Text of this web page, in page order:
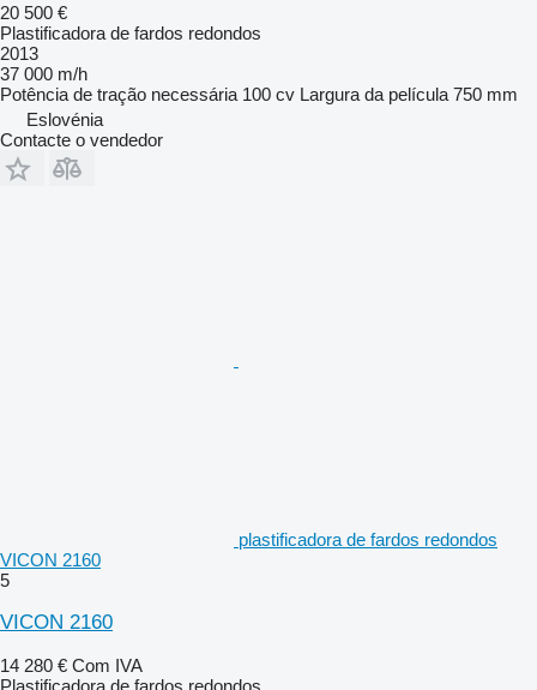
20 500 €
Plastificadora de fardos redondos
2013
37 000 m/h
Potência de tração necessária 100 cv Largura da película 750 mm
Eslovénia
Contacte o vendedor
plastificadora de fardos redondos
VICON 2160
5
VICON 2160
14 280 € Com IVA
Plastificadora de fardos redondos